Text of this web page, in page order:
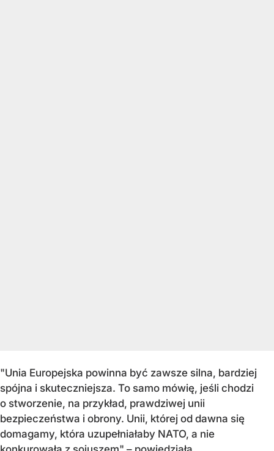
"Unia Europejska powinna być zawsze silna, bardziej
spójna i skuteczniejsza. To samo mówię, jeśli chodzi
o stworzenie, na przykład, prawdziwej unii
bezpieczeństwa i obrony. Unii, której od dawna się
domagamy, która uzupełniałaby NATO, a nie